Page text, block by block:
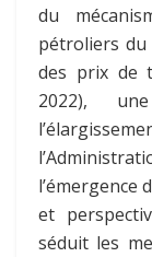
du
pétroliers du
des prix de
2022),
l’émergence
et
séduit les